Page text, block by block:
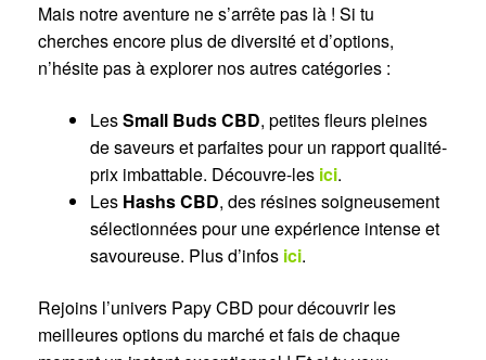
Mais notre aventure ne s’arrête pas là ! Si tu
cherches encore plus de diversité et d’options,
n’hésite pas à explorer nos autres catégories :
LesSmall Buds CBD, petites fleurs pleines
de saveurs et parfaites pour un rapport qualité-
prix imbattable. Découvre-les ici.
Les Hashs CBD, des résines soigneusement
sélectionnées pour une expérience intense et
savoureuse. Plus d’infos ici.
Rejoins l’univers Papy CBD pour découvrir les
meilleures options du marché et fais de chaque